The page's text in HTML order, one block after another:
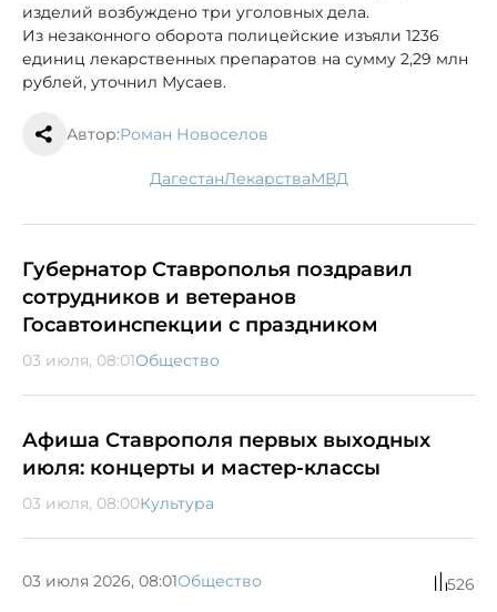
изделий возбуждено три уголовных дела.
Из незаконного оборота полицейские изъяли 1236
единиц лекарственных препаратов на сумму 2,29 млн
рублей, уточнил Мусаев.
Автор:Роман Новоселов
Дагестан лекарства МВД
Губернатор Ставрополья поздравил
сотрудников и ветеранов
Госавтоинспекции с праздником
03 июля, 08:01Общество
Афиша Ставрополя первых выходных
июля: концерты и мастер-классы
03 июля, 08:00Культура
03 июля 2026, 08:01Общество 526